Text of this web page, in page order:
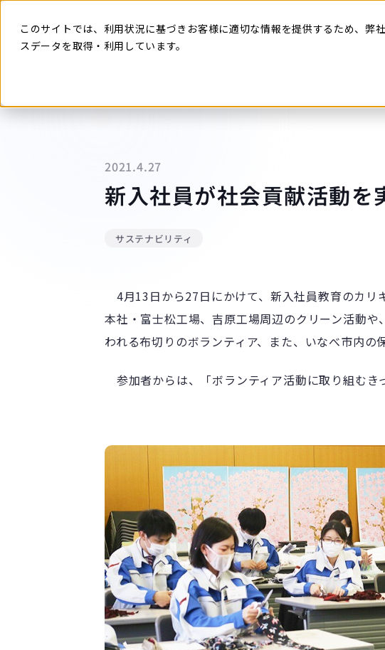
このサイトでは、利用状況に基づきお客様に適切な情報を提供するため、弊社
スデータを取得・利用しています。
本
トヨタ車
2021.4.27
新入社員が社会貢献活動を
サステナビリティ
4月13日から27日にかけて、新入社員教育のカリ
本社・富士松工場、吉原工場周辺のクリーン活動
われる布切りのボランティア、また、いなべ市内
参加者からは、「ボランティア活動に取り組む